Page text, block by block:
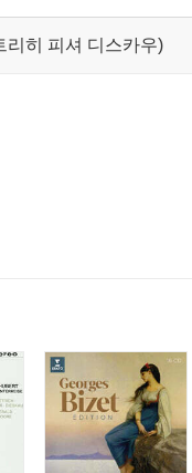
리히 피셔 디스카우)